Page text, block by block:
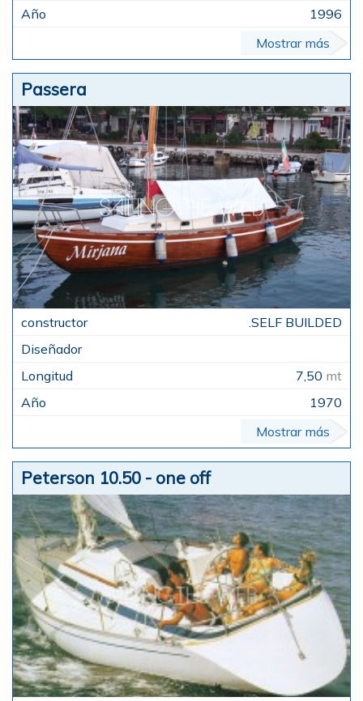
1996
Mostrar más
Passera
.SELF BUILDED
7,50 mt
1970
Mostrar más
Peterson 10.50 - one off